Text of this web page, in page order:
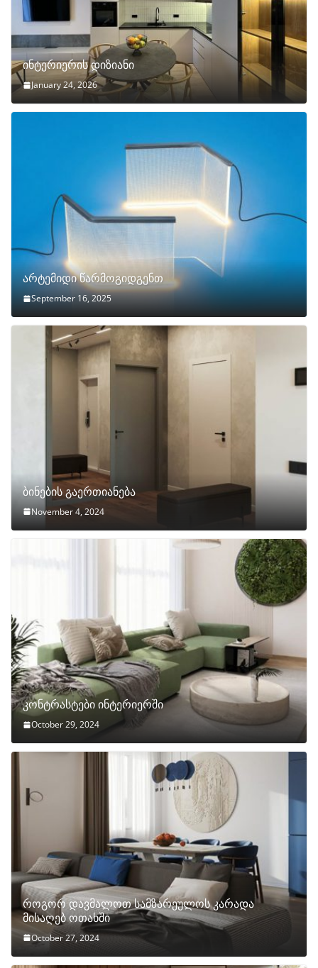
ინტერიერის დიზიანი
January 24, 2026
არტემიდი წარმოგიდგენთ
September 16, 2025
ბინების გაერთიანება
November 4, 2024
კონტრასტები ინტერიერში
October 29, 2024
როგორ დავმალოთ სამზარეულოს კარადა
მისაღებ ოთახში
October 27, 2024